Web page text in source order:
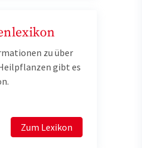
zu über
gibt es
Zum Lexikon